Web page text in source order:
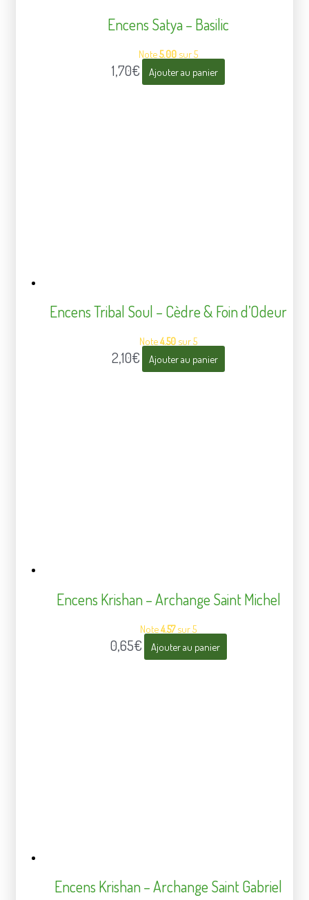
Encens Satya – Basilic
Note5.00 sur 5
1,70€ Ajouter au panier
Encens Tribal Soul – Cèdre & Foin d’Odeur
Note4.50 sur 5
2,10€ Ajouter au panier
Encens Krishan – Archange Saint Michel
Note4.57sur 5
0,65€ Ajouter au panier
Encens Krishan – Archange Saint Gabriel